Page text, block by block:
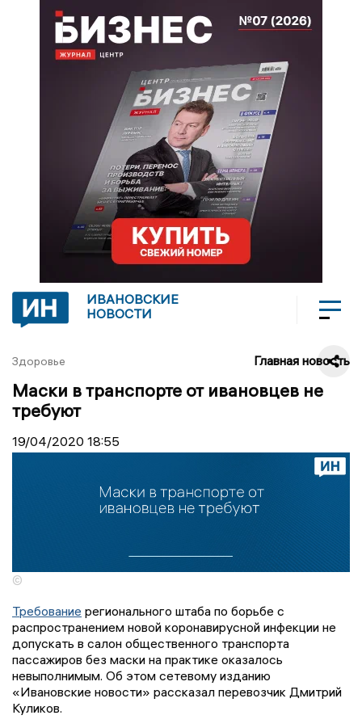
ИВАНОВСКИЕ
НОВОСТИ
Здоровье Главная новость
Маски в транспорте от ивановцев не
требуют
19/04/2020 18:55
©
Требование регионального штаба по борьбе с
распространением новой коронавирусной инфекции не
допускать в салон общественного транспорта
пассажиров без маски на практике оказалось
невыполнимым. Об этом сетевому изданию
«Ивановские новости» рассказал перевозчик Дмитрий
Куликов.